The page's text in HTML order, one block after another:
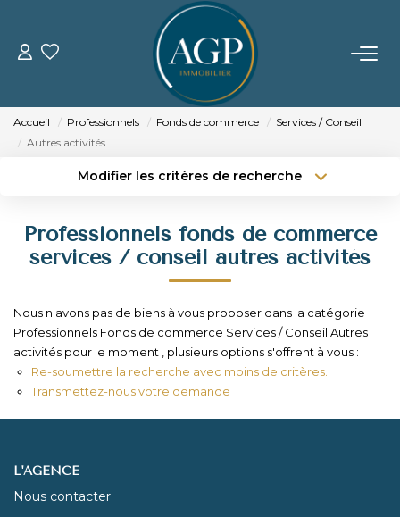
ACHETER
Estimer Votre Bien
LOUER
GERER
NOTRE AGENCE
Accueil Professionnels Fonds de commerce
Services / Conseil
Autres activités
Modifier les critères de recherche
Sélectionnez...
Type de bien
Surface min
Créer une alerte
Professionnels fonds de commerce
services / conseil autres activités
Nous n'avons pas de biens à vous proposer dans la catégorie
Professionnels Fonds de commerce Services / Conseil Autres
activités pour le moment , plusieurs options s'offrent à vous :
Re-soumettre la recherche avec moins de critères.
Transmettez-nous votre demande
L'AGENCE
Nous contacter